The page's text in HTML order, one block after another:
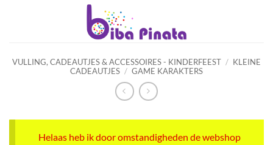
VULLING, CADEAUTJES & ACCESSOIRES - KINDERFEEST / KLEINE
CADEAUTJES / GAME KARAKTERS
Helaas heb ik door omstandigheden de webshop